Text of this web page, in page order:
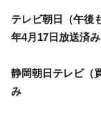
テレビ朝日（午後
年4月17日放送済み
静岡朝日テレビ（
み